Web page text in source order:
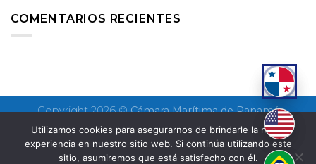
COMENTARIOS RECIENTES
Copyright 2026 ©Cámara Marítima de Panamá
Utilizamos cookies para asegurarnos de brindarle la mejor
experiencia en nuestro sitio web. Si continúa utilizando este
sitio, asumiremos que está satisfecho con él.